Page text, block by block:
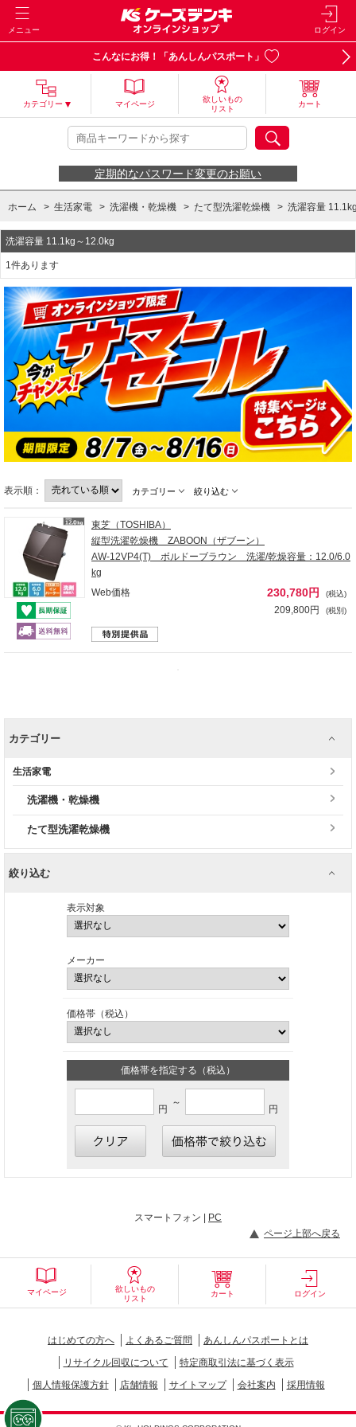
メニュー ログイン
こんなにお得！「あんしんパスポート」
カテゴリー マイページ
欲しいもの
リスト
カート
定期的なパスワード変更のお願い
ホーム > 生活家電 > 洗濯機・乾燥機 > たて型洗濯乾燥機 > 洗濯容量
洗濯容量 11.1kg～12.0kg
1件あります
表示順： カテゴリー 絞り込む
東芝（TOSHIBA）
縦型洗濯乾燥機 ZABOON（ザブーン）
AW-12VP4(T) ボルドーブラウン 洗濯/乾燥容量：12.0/6.0
kg
Web価格
230,780円 (税込)
209,800円 (税別)
カテゴリー
生活家電
洗濯機・乾燥機
たて型洗濯乾燥機
絞り込む
表示対象
メーカー
価格帯（税込）
価格帯を指定する（税込）
円
～
円
スマートフォン | PC
ページ上部へ戻る
マイページ
欲しいもの
リスト
カート ログイン
はじめての方へ よくあるご質問
あんしんパスポートとは
リサイクル回収について
特定商取引法に基づく表示
個人情報保護方針
店舗情報 サイトマップ 会社案内 採用情報